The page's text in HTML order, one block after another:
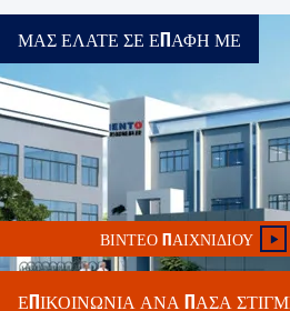
ΜΑΣ ΕΛΆΤΕ ΣΕ ΕΠΑΦΉ ΜΕ
ΒΊΝΤΕΟ ΠΑΙΧΝΙΔΙΟΎ
ΕΠΙΚΟΙΝΩΝΊΑ ΑΝΆ ΠΆΣΑ